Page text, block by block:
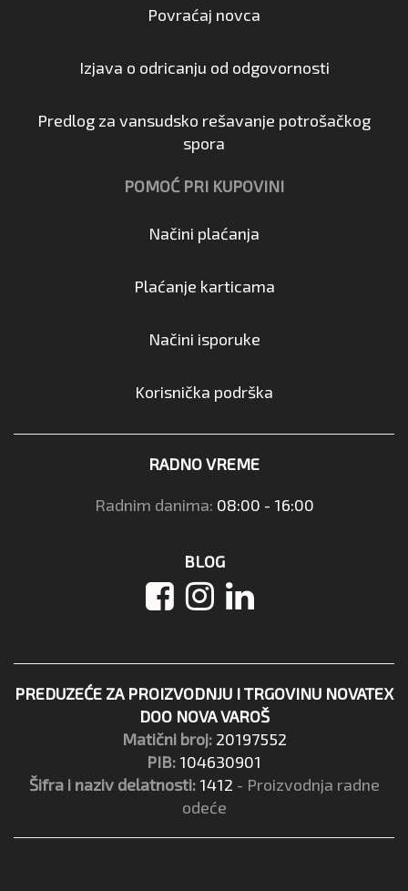
Povraćaj novca
Izjava o odricanju od odgovornosti
Predlog za vansudsko rešavanje potrošačkog
spora
POMOĆ PRI KUPOVINI
Načini plaćanja
Plaćanje karticama
Načini isporuke
Korisnička podrška
RADNO VREME
Radnim danima: 08:00 - 16:00
BLOG
PREDUZEĆE ZA PROIZVODNJU I TRGOVINU NOVATEX
DOO NOVA VAROŠ
Matični broj: 20197552
PIB: 104630901
Šifra i naziv delatnosti: 1412 - Proizvodnja radne
odeće